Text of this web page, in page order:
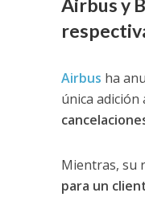
Airbus y
Airbus ha
única adición
Mientras, su
para un